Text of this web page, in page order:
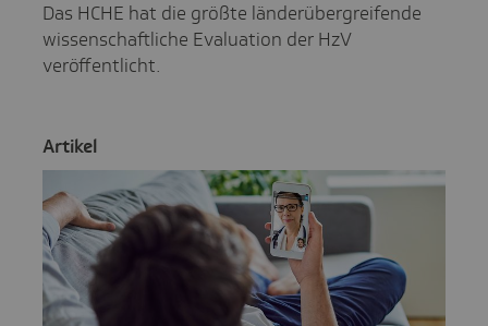
Das HCHE hat die größte länderübergreifende
wissenschaftliche Evaluation der HzV
veröffentlicht.
Artikel